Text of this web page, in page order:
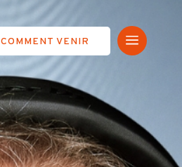
COMMENT VENIR a